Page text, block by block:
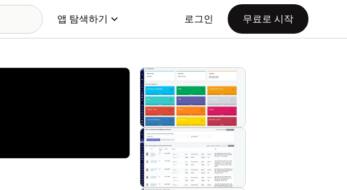
앱 탐색하기 로그인 무료로 시작